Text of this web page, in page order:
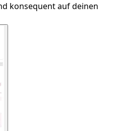
konsequent auf deinen